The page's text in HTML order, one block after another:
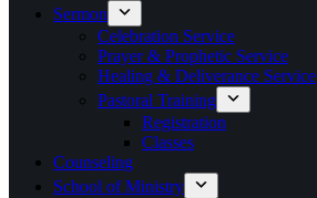
Sermon
Celebration Service
Prayer & Prophetic Service
Healing & Deliverance Service
Pastoral Training
Registration
Classes
Counseling
School of Ministry